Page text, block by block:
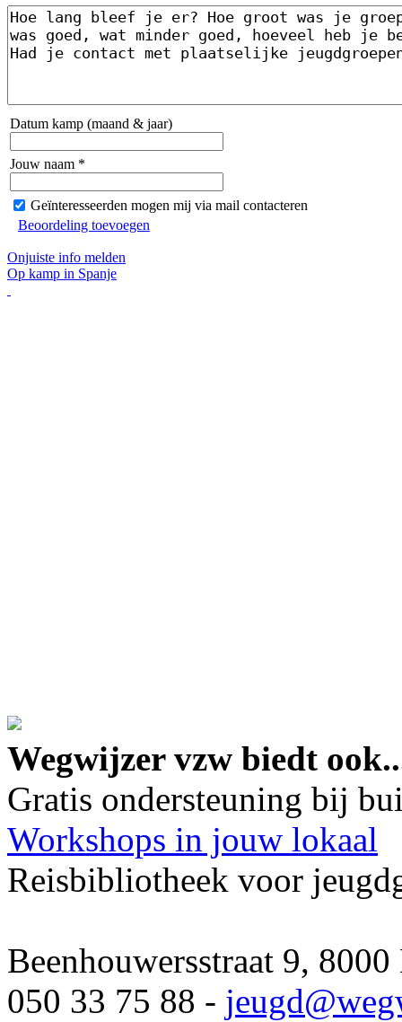
Datum kamp (maand & jaar)
Jouw naam *
Geïnteresseerden mogen mij via mail contacteren
Beoordeling toevoegen
Onjuiste info melden
Op kamp in Spanje
Wegwijzer vzw biedt
Gratis ondersteuning bij
Workshops in jouw lokaal
Reisbibliotheek voor
Beenhouwersstraat 9,
050 33 75 88 - jeugd